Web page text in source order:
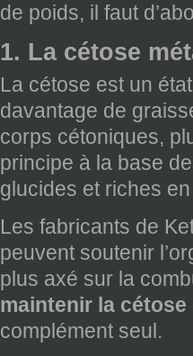
de poids, il faut
1. La cétose
La cétose est un
davantage de
corps cétoniques,
principe à la base
glucides et riches
Les fabricants de
peuvent soutenir
plus axé sur la
maintenir la
complément seul.